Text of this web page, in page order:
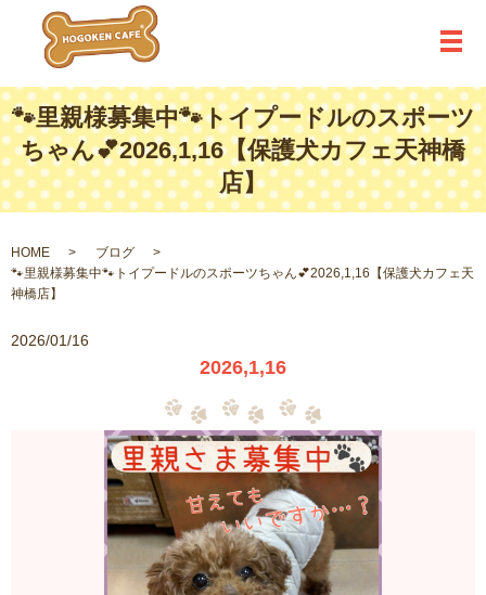
メ
🐾里親様募集中🐾トイプードルのスポーツ
ちゃん💕2026,1,16【保護犬カフェ天神橋
店】
HOME
ブログ
🐾里親様募集中🐾トイプードルのスポーツちゃん💕2026,1,16【保護犬カフェ天
神橋店】
2026/01/16
2026,1,16